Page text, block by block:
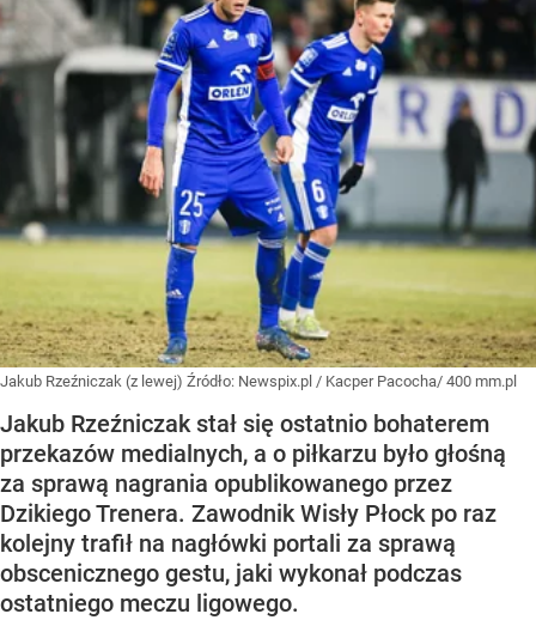
Jakub Rzeźniczak (z lewej) Źródło: Newspix.pl / Kacper Pacocha/ 400 mm.pl
Jakub Rzeźniczak stał się ostatnio bohaterem
przekazów medialnych, a o piłkarzu było głośną
za sprawą nagrania opublikowanego przez
Dzikiego Trenera. Zawodnik Wisły Płock po raz
kolejny trafił na nagłówki portali za sprawą
obscenicznego gestu, jaki wykonał podczas
ostatniego meczu ligowego.